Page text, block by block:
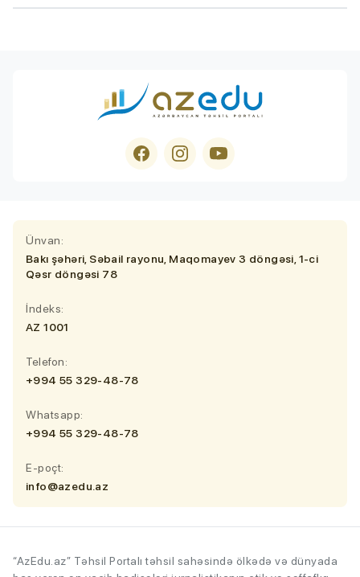
Ünvan:
Bakı şəhəri, Səbail rayonu, Maqomayev 3 döngəsi, 1-ci
Qəsr döngəsi 78
İndeks:
AZ 1001
Telefon:
+994 55 329-48-78
Whatsapp:
+994 55 329-48-78
E-poçt:
info@azedu.az
“AzEdu.az” Təhsil Portalı təhsil sahəsində ölkədə və dünyada